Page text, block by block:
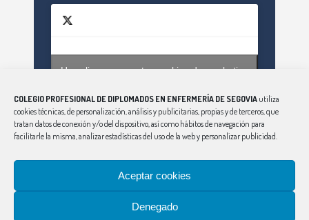
COLEGIO PROFESIONAL DE DIPLOMADOS EN ENFERMERÍA DE SEGOVIA utiliza
cookies técnicas, de personalización, análisis y publicitarias, propias y de terceros, que
tratan datos de conexión y/o del dispositivo, así como hábitos de navegación para
facilitarle la misma, analizar estadísticas del uso de la web y personalizar publicidad.
Aceptar cookies
Denegado
Haz clic para aceptar cookies de marketing
|BURGOS|LEÓN